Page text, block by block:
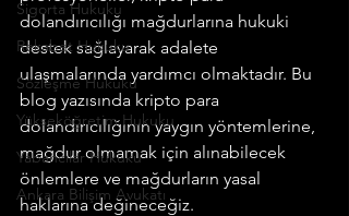
Sigorta Hukuku
Rekabet Hukuku
Sözleşme Hukuku
Yükseköğretim Hukuku
Yabancılar Hukuku
Ankara Bilişim Avukatı
dolandırıcılığı mağdurlarına hukuki
destek sağlayarak adalete
ulaşmalarında yardımcı olmaktadır. Bu
blog yazısında kripto para
dolandırıcılığının yaygın yöntemlerine,
mağdur olmamak için alınabilecek
önlemlere ve mağdurların yasal
haklarına değineceğiz.